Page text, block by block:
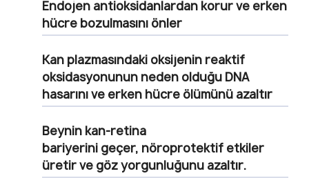
Endojen antioksidanlardan korur ve erken
hücre bozulmasını önler
Kan plazmasındaki oksijenin reaktif
oksidasyonunun neden olduğu DNA
hasarını ve erken hücre ölümünü azaltır
Beynin kan-retina
bariyerini geçer, nöroprotektif etkiler
üretir ve göz yorgunluğunu azaltır.